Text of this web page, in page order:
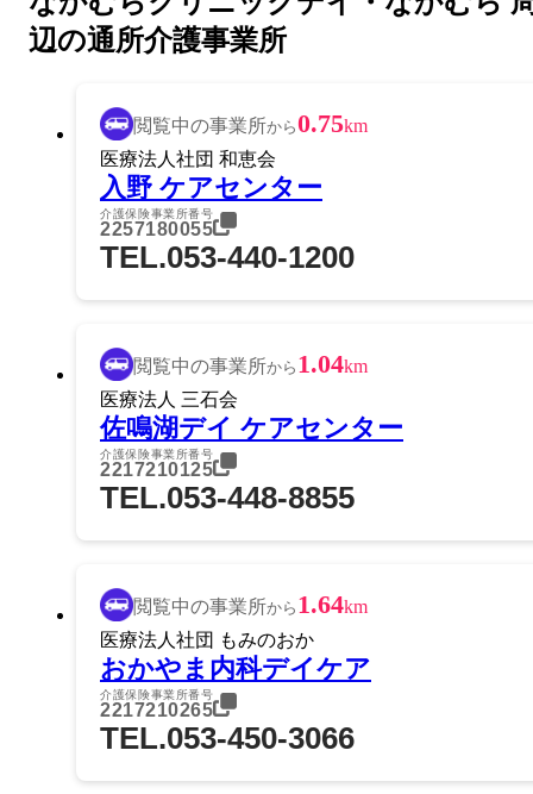
辺の通所介護事業所
閲覧中の事業所から0.75km
医療法人社団 和恵会
入野 ケアセンター
介護保険事業所番号
2257180055
TEL.053-440-1200
閲覧中の事業所から 1.04km
医療法人 三石会
佐鳴湖デイ ケアセンター
介護保険事業所番号
2217210125
TEL.053-448-8855
閲覧中の事業所から 1.64km
医療法人社団 もみのおか
おかやま内科デイケア
介護保険事業所番号
2217210265
TEL.053-450-3066